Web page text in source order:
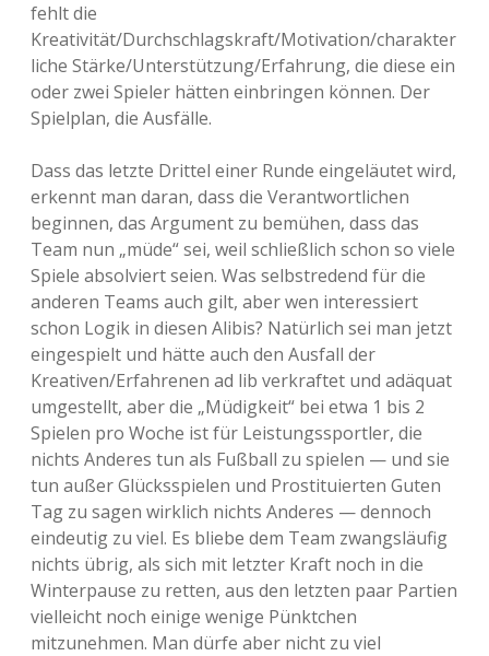
fehlt die
Kreativität/Durchschlagskraft/Motivation/charakter
liche Stärke/Unterstützung/Erfahrung, die diese ein
oder zwei Spieler hätten einbringen können. Der
Spielplan, die Ausfälle.
Dass das letzte Drittel einer Runde eingeläutet wird,
erkennt man daran, dass die Verantwortlichen
beginnen, das Argument zu bemühen, dass das
Team nun „müde“ sei, weil schließlich schon so viele
Spiele absolviert seien. Was selbstredend für die
anderen Teams auch gilt, aber wen interessiert
schon Logik in diesen Alibis? Natürlich sei man jetzt
eingespielt und hätte auch den Ausfall der
Kreativen/Erfahrenen ad lib verkraftet und adäquat
umgestellt, aber die „Müdigkeit“ bei etwa 1 bis 2
Spielen pro Woche ist für Leistungssportler, die
nichts Anderes tun als Fußball zu spielen — und sie
tun außer Glücksspielen und Prostituierten Guten
Tag zu sagen wirklich nichts Anderes — dennoch
eindeutig zu viel. Es bliebe dem Team zwangsläufig
nichts übrig, als sich mit letzter Kraft noch in die
Winterpause zu retten, aus den letzten paar Partien
vielleicht noch einige wenige Pünktchen
mitzunehmen. Man dürfe aber nicht zu viel